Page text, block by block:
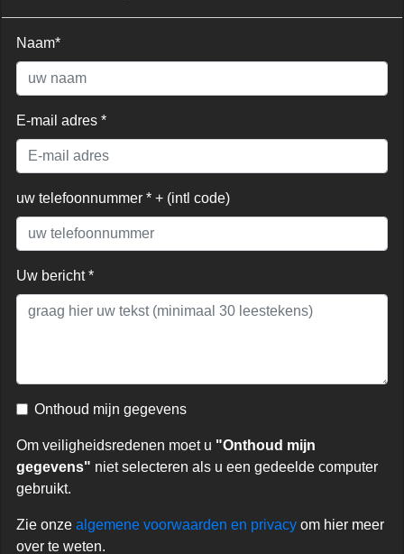
Naam*
E-mail adres *
uw telefoonnummer * + (intl code)
Uw bericht *
Onthoud mijn gegevens
Om veiligheidsredenen moet u "Onthoud mijn
gegevens" niet selecteren als u een gedeelde computer
gebruikt.
Zie onze algemene voorwaarden en privacy om hier meer
over te weten.